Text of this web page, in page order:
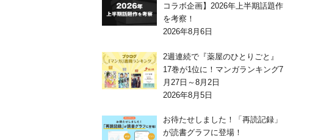
コラボ企画】2026年上半期話題作
を考察！
2026年8月6日
2週連続で『薬屋のひとりごと』
17巻が1位に！マンガランキング7
月27日～8月2日
2026年8月5日
お待たせしました！「再読記録」
が読書グラフに登場！